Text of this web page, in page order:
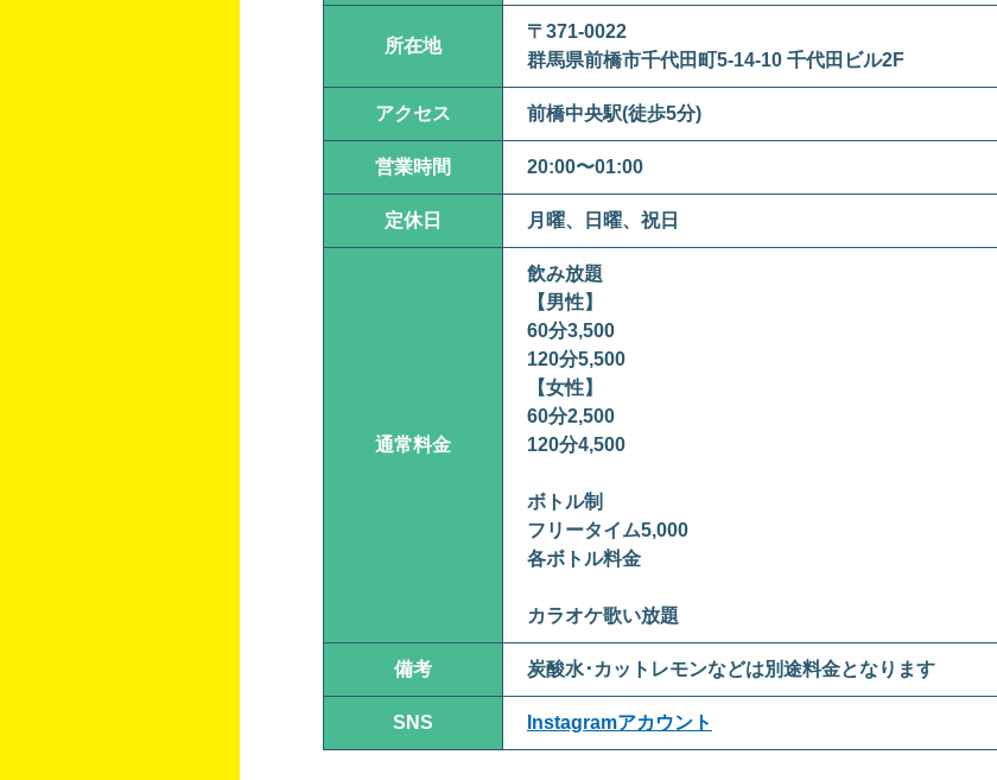
所在地
〒371-0022
群馬県前橋市千代田町5-14-10 千代田ビル2F
アクセス 前橋中央駅(徒歩5分)
営業時間 20:00〜01:00
定休日 月曜、日曜、祝日
通常料金
飲み放題
【男性】
60分3,500
120分5,500
【女性】
60分2,500
120分4,500
ボトル制
フリータイム5,000
各ボトル料金
カラオケ歌い放題
備考 炭酸水･カットレモンなどは別途料金となります
SNS Instagramアカウント